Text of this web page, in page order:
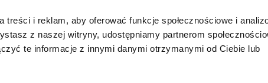
i reklam, aby oferować funkcje społecznościowe i
z naszej witryny, udostępniamy partnerom
te informacje z innymi danymi otrzymanymi od Ciebie lub